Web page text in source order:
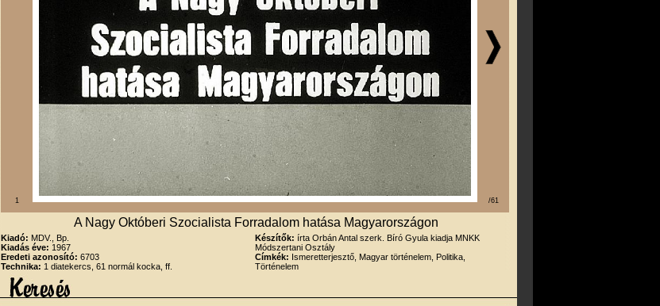
1 /61
A Nagy Októberi Szocialista Forradalom hatása Magyarországon
Kiadó: MDV., Bp.
Kiadás éve: 1967
Eredeti azonosító: 6703
Technika: 1 diatekercs, 61 normál kocka, ff.
Készítők: írta Orbán Antal szerk. Bíró Gyula kiadja MNKK
Módszertani Osztály
Címkék: Ismeretterjesztő, Magyar történelem, Politika,
Történelem